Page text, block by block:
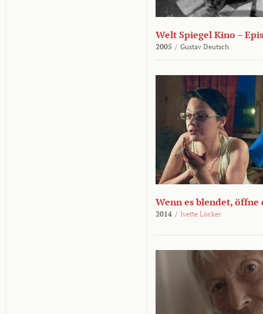
Welt Spiegel Kino –
2005 / Gustav Deutsch
Wenn es blendet, öffne
2014 / Ivette Löcker